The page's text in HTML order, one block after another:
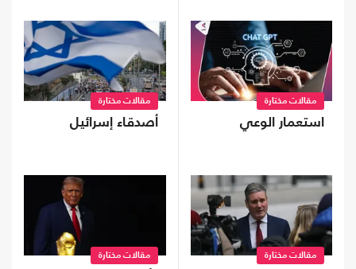
مقالات مختارة
استعمار الوعي
مقالات مختارة
أصدقاء إسرائيل
مقالات مختارة مقالات مختارة